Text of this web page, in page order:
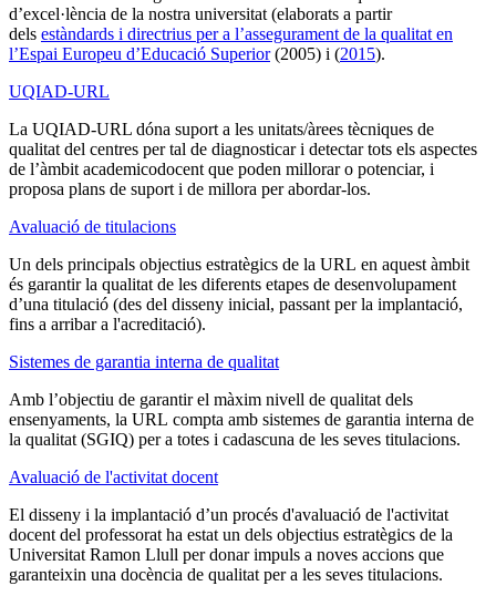
d’excel·lència de la nostra universitat (elaborats a partir
dels estàndards i directrius per a l’assegurament de la qualitat en
l’Espai Europeu d’Educació Superior(2005) i (2015).
UQIAD-URL
La UQIAD-URL dóna suport a les unitats/àrees tècniques de
qualitat del centres per tal de diagnosticar i detectar tots els aspectes
de l’àmbit academicodocent que poden millorar o potenciar, i
proposa plans de suport i de millora per abordar-los.
Avaluació de titulacions
Un dels principals objectius estratègics de la URL en aquest àmbit
és garantir la qualitat de les diferents etapes de desenvolupament
d’una titulació (des del disseny inicial, passant per la implantació,
fins a arribar a l'acreditació).
Sistemes de garantia interna de qualitat
Amb l’objectiu de garantir el màxim nivell de qualitat dels
ensenyaments, la URL compta amb sistemes de garantia interna de
la qualitat (SGIQ) per a totes i cadascuna de les seves titulacions.
Avaluació de l'activitat docent
El disseny i la implantació d’un procés d'avaluació de l'activitat
docent del professorat ha estat un dels objectius estratègics de la
Universitat Ramon Llull per donar impuls a noves accions que
garanteixin una docència de qualitat per a les seves titulacions.